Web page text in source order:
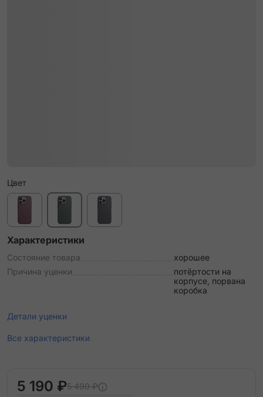
Цвет
Характеристики
Состояние товара
хорошее
Причина уценки
потёртости на
корпусе, порвана
коробка
Детали уценки
Все характеристики
5 190 ₽5 490 ₽